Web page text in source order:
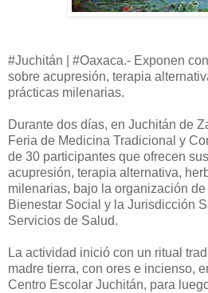
#Juchitán | #Oaxaca.- Exponen
sobre acupresión, terapia
prácticas milenarias.
Durante dos días, en Juchitán de
Feria de Medicina Tradicional y
de 30 participantes que ofrecen
acupresión, terapia alternativa,
milenarias, bajo la organización
Bienestar Social y la Jurisdicción
Servicios de Salud.
La actividad inició con un ritual
madre tierra, con ores e incienso,
Centro Escolar Juchitán, para